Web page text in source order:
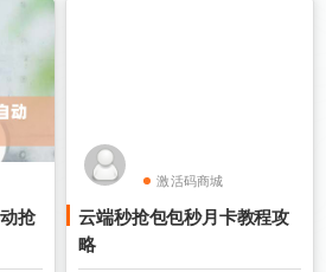
抢
激活码商城
电脑微信营销大全
云端秒抢包包秒月卡教程攻
略